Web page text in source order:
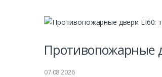
Противопожарные
07.08.2026